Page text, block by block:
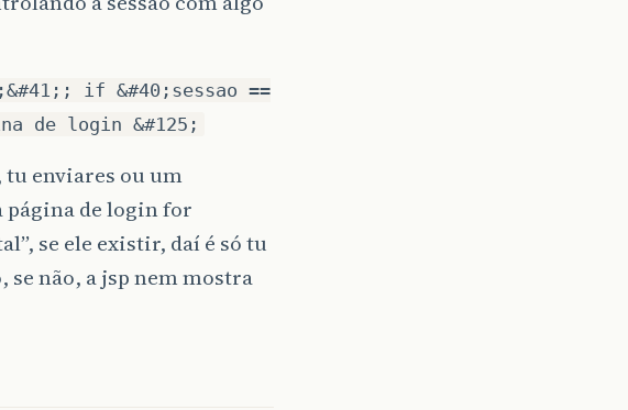
if &#40;sessao ==
de login &#125;
enviares ou um
de login for
se ele existir, daí é só tu
se não, a jsp nem mostra